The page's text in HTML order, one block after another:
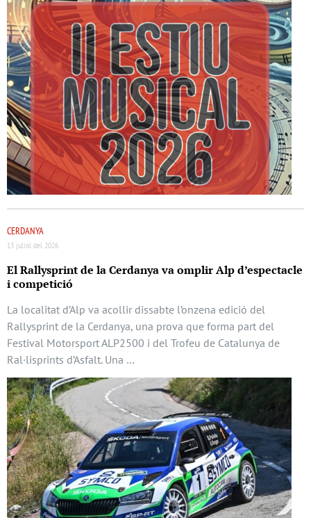
CERDANYA
13 juliol del 2026
El Rallysprint de la Cerdanya va omplir Alp d’espectacle
i competició
La localitat d’Alp va acollir dissabte l’onzena edició del
Rallysprint de la Cerdanya, una prova que forma part del
Festival Motorsport ALP2500 i del Trofeu de Catalunya de
Ral·lisprints d’Asfalt. Una …